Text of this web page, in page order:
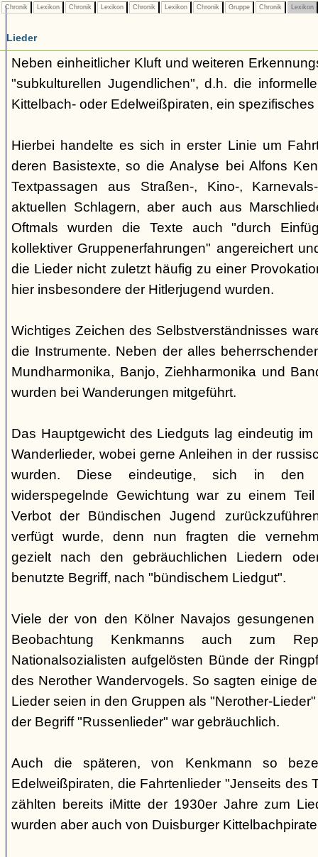
Chronik Lexikon Chronik Lexikon Chronik Lexikon Chronik Gruppe Chronik Lexikon
Lieder
Neben einheitlicher Kluft und weiteren
"subkulturellen Jugendlichen", d.h. die
Kittelbach- oder Edelweißpiraten, ein
Hierbei handelte es sich in erster Linie um
deren Basistexte, so die Analyse bei Alfons
Textpassagen aus Straßen-, Kino-,
aktuellen Schlagern, aber auch aus
Oftmals wurden die Texte auch "durch
kollektiver Gruppenerfahrungen" angereichert
die Lieder nicht zuletzt häufig zu einer
hier insbesondere der Hitlerjugend wurden.
Wichtiges Zeichen des Selbstverständnisses
die Instrumente. Neben der alles
Mundharmonika, Banjo, Ziehharmonika und
wurden bei Wanderungen mitgeführt.
Das Hauptgewicht des Liedguts lag eindeutig
Wanderlieder, wobei gerne Anleihen in der
wurden. Diese eindeutige, sich in den
widerspegelnde Gewichtung war zu einem
Verbot der Bündischen Jugend
verfügt wurde, denn nun fragten die
gezielt nach den gebräuchlichen Liedern
benutzte Begriff, nach "bündischem Liedgut".
Viele der von den Kölner Navajos
Beobachtung Kenkmanns auch zum
Nationalsozialisten aufgelösten Bünde der
des Nerother Wandervogels. So sagten einige
Lieder seien in den Gruppen als "Nerother-
der Begriff "Russenlieder" war gebräuchlich.
Auch die späteren, von Kenkmann so
Edelweißpiraten, die Fahrtenlieder "Jenseits des
zählten bereits iMitte der 1930er Jahre zum
wurden aber auch von Duisburger